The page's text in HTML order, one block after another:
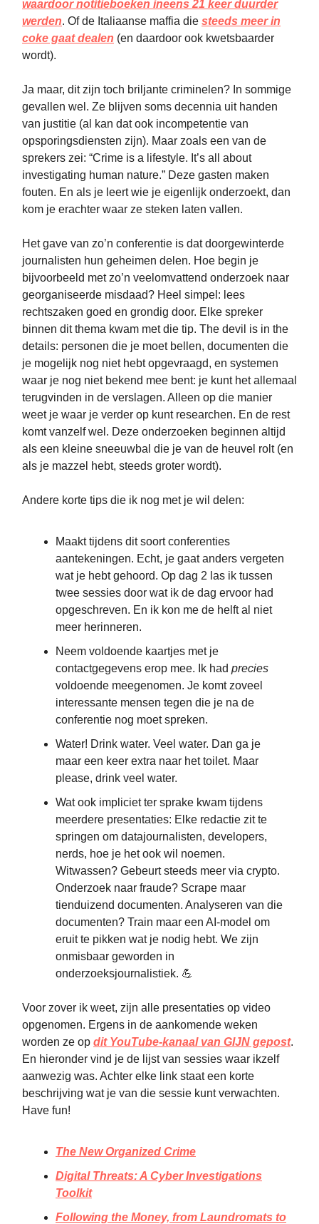
waardoor notitieboeken ineens 21 keer duurder
werden. Of de Italiaanse maffia die steeds meer in
coke gaat dealen (en daardoor ook kwetsbaarder
wordt).
Ja maar, dit zijn toch briljante criminelen? In sommige
gevallen wel. Ze blijven soms decennia uit handen
van justitie (al kan dat ook incompetentie van
opsporingsdiensten zijn). Maar zoals een van de
sprekers zei: “Crime is a lifestyle. It’s all about
investigating human nature.” Deze gasten maken
fouten. En als je leert wie je eigenlijk onderzoekt, dan
kom je erachter waar ze steken laten vallen.
Het gave van zo’n conferentie is dat doorgewinterde
journalisten hun geheimen delen. Hoe begin je
bijvoorbeeld met zo’n veelomvattend onderzoek naar
georganiseerde misdaad? Heel simpel: lees
rechtszaken goed en grondig door. Elke spreker
binnen dit thema kwam met die tip. The devil is in the
details: personen die je moet bellen, documenten die
je mogelijk nog niet hebt opgevraagd, en systemen
waar je nog niet bekend mee bent: je kunt het allemaal
terugvinden in de verslagen. Alleen op die manier
weet je waar je verder op kunt researchen. En de rest
komt vanzelf wel. Deze onderzoeken beginnen altijd
als een kleine sneeuwbal die je van de heuvel rolt (en
als je mazzel hebt, steeds groter wordt).
Andere korte tips die ik nog met je wil delen:
Maakt tijdens dit soort conferenties
aantekeningen. Echt, je gaat anders vergeten
wat je hebt gehoord. Op dag 2 las ik tussen
twee sessies door wat ik de dag ervoor had
opgeschreven. En ik kon me de helft al niet
meer herinneren.
Neem voldoende kaartjes met je
contactgegevens erop mee. Ik had precies
voldoende meegenomen. Je komt zoveel
interessante mensen tegen die je na de
conferentie nog moet spreken.
Water! Drink water. Veel water. Dan ga je
maar een keer extra naar het toilet. Maar
please, drink veel water.
Wat ook impliciet ter sprake kwam tijdens
meerdere presentaties: Elke redactie zit te
springen om datajournalisten, developers,
nerds, hoe je het ook wil noemen.
Witwassen? Gebeurt steeds meer via crypto.
Onderzoek naar fraude? Scrape maar
tienduizend documenten. Analyseren van die
documenten? Train maar een AI-model om
eruit te pikken wat je nodig hebt. We zijn
onmisbaar geworden in
onderzoeksjournalistiek. 💪
Voor zover ik weet, zijn alle presentaties op video
opgenomen. Ergens in de aankomende weken
worden ze op dit YouTube-kanaal van GIJN gepost.
En hieronder vind je de lijst van sessies waar ikzelf
aanwezig was. Achter elke link staat een korte
beschrijving wat je van die sessie kunt verwachten.
Have fun!
The New Organized Crime
Digital Threats: A Cyber Investigations
Toolkit
Following the Money, from Laundromats to